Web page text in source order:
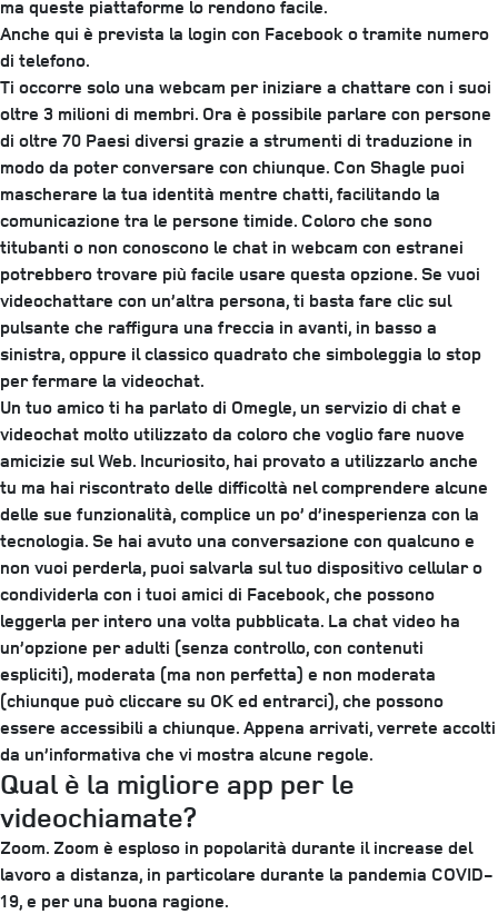
ma queste piattaforme lo rendono facile.
Anche qui è prevista la login con Facebook o tramite numero
di telefono.
Ti occorre solo una webcam per iniziare a chattare con i suoi
oltre 3 milioni di membri. Ora è possibile parlare con persone
di oltre 70 Paesi diversi grazie a strumenti di traduzione in
modo da poter conversare con chiunque. Con Shagle puoi
mascherare la tua identità mentre chatti, facilitando la
comunicazione tra le persone timide. Coloro che sono
titubanti o non conoscono le chat in webcam con estranei
potrebbero trovare più facile usare questa opzione. Se vuoi
videochattare con un’altra persona, ti basta fare clic sul
pulsante che raffigura una freccia in avanti, in basso a
sinistra, oppure il classico quadrato che simboleggia lo stop
per fermare la videochat.
Un tuo amico ti ha parlato di Omegle, un servizio di chat e
videochat molto utilizzato da coloro che voglio fare nuove
amicizie sul Web. Incuriosito, hai provato a utilizzarlo anche
tu ma hai riscontrato delle difficoltà nel comprendere alcune
delle sue funzionalità, complice un po’ d’inesperienza con la
tecnologia. Se hai avuto una conversazione con qualcuno e
non vuoi perderla, puoi salvarla sul tuo dispositivo cellular o
condividerla con i tuoi amici di Facebook, che possono
leggerla per intero una volta pubblicata. La chat video ha
un’opzione per adulti (senza controllo, con contenuti
espliciti), moderata (ma non perfetta) e non moderata
(chiunque può cliccare su OK ed entrarci), che possono
essere accessibili a chiunque. Appena arrivati, verrete accolti
da un’informativa che vi mostra alcune regole.
Qual è la migliore app per le
videochiamate?
Zoom. Zoom è esploso in popolarità durante il increase del
lavoro a distanza, in particolare durante la pandemia COVID-
19, e per una buona ragione.